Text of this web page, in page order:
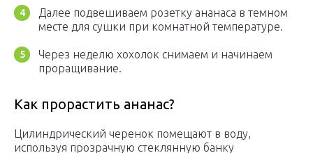
Далее подвешиваем розетку ананаса в темном
месте для сушки при комнатной температуре.
Через неделю хохолок снимаем и начинаем
проращивание.
Как прорастить ананас?
Цилиндрический черенок помещают в воду,
используя прозрачную стеклянную банку